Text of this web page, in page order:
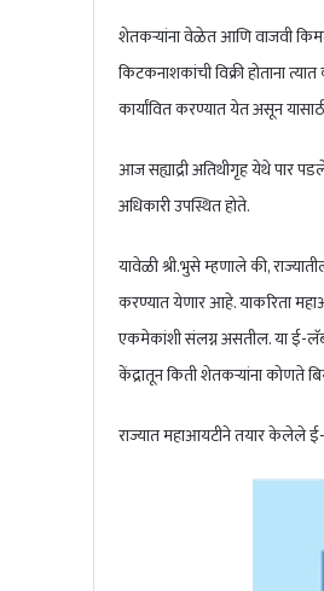
शेतकऱ्यांना वेळेत आणि वाजवी
किटकनाशकांची विक्री होताना
कार्यांवित करण्यात येत असून
आज सह्याद्री अतिथीगृह येथे पार
अधिकारी उपस्थित होते.
यावेळी श्री.भुसे म्हणाले की,
करण्यात येणार आहे. याकरिता
एकमेकांशी संलग्न असतील. या ई-लॅब
केंद्रातून किती शेतकऱ्यांना कोणते
राज्यात महाआयटीने तयार केलेले ई-